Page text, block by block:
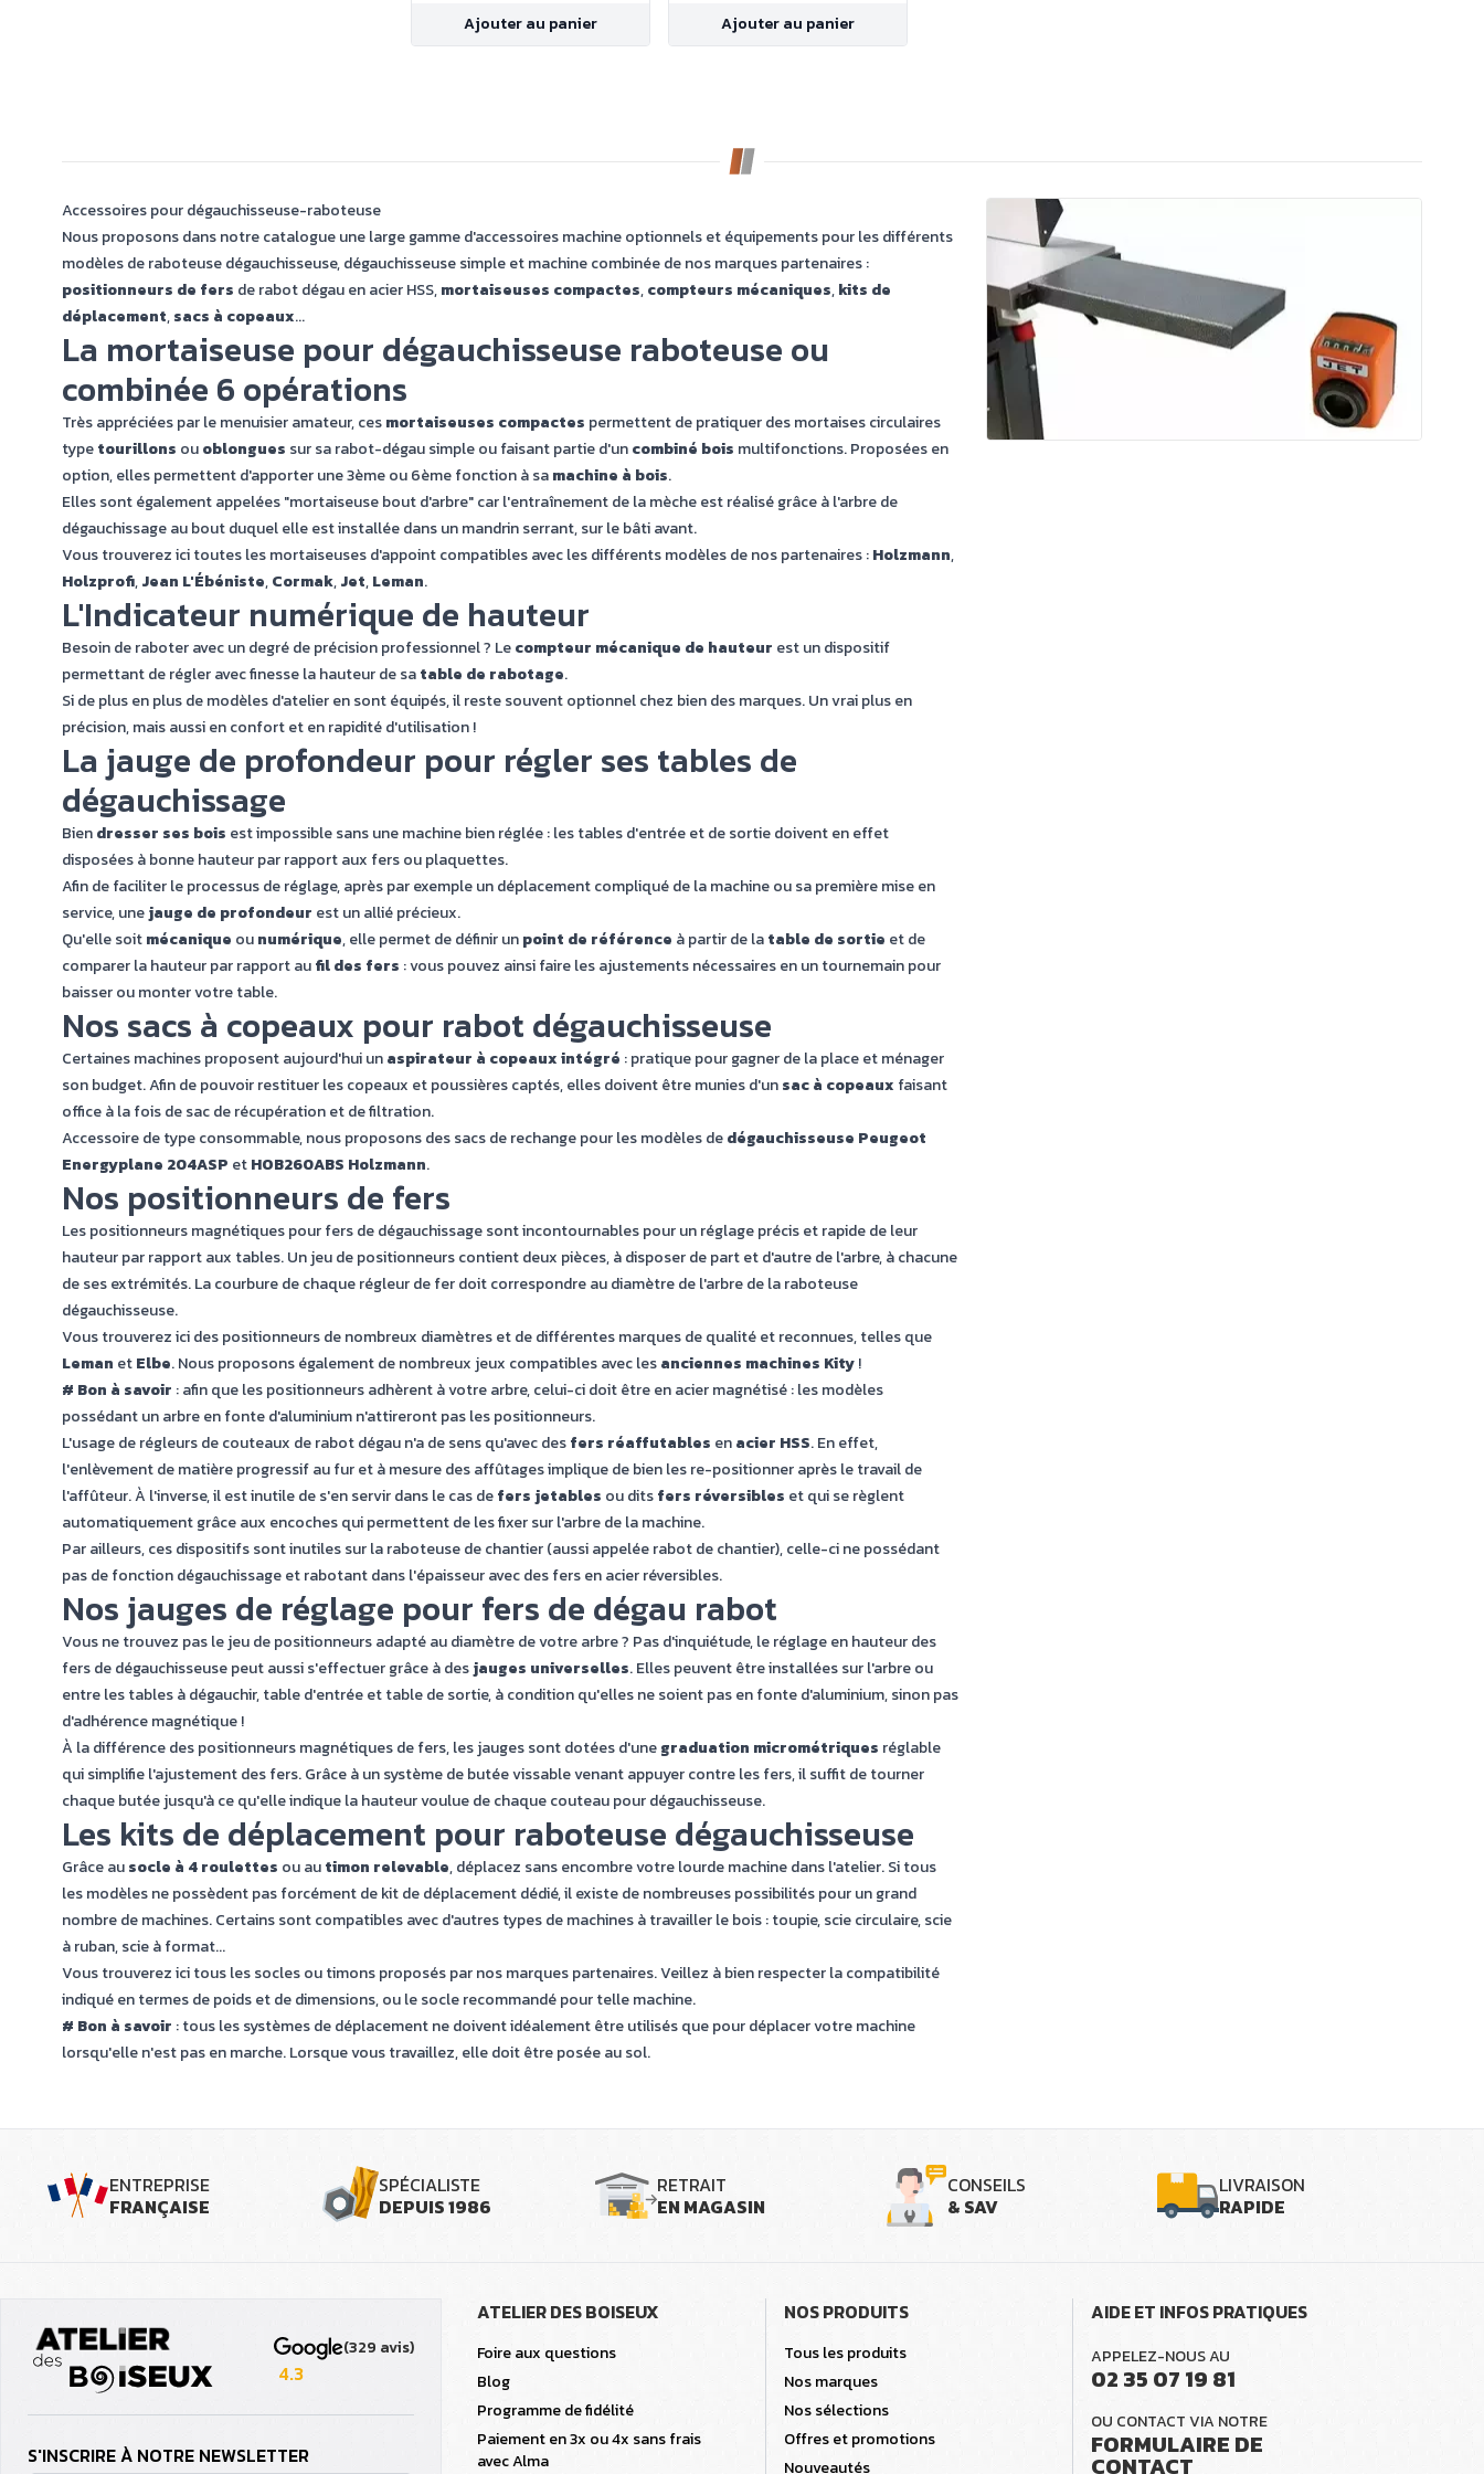
HOB410ECOSMW2
Ajouter au panier Ajouter au panier
Accessoires pour dégauchisseuse-raboteuse
Nous proposons dans notre catalogue une large gamme d'accessoires machine optionnels et équipements pour les différents
modèles deraboteuse dégauchisseuse,dégauchisseuse simpleet machine combinée de nos marques partenaires :
positionneurs de fers de rabot dégau en acier HSS,mortaiseuses compactes,compteurs mécaniques,kits de
déplacement,sacs à copeaux...
La mortaiseuse pour dégauchisseuse raboteuse ou
combinée 6 opérations
Très appréciées par le menuisier amateur, cesmortaiseuses compactes permettent de pratiquer des mortaises circulaires
typetourillons ouoblongues sur sa rabot-dégau simple ou faisant partie d'uncombiné bois multifonctions. Proposées en
option, elles permettent d'apporter une 3ème ou 6ème fonction à samachine à bois.
Elles sont également appelées "mortaiseuse bout d'arbre" car l'entraînement de la mèche est réalisé grâce à l'arbre de
dégauchissage au bout duquel elle est installée dans un mandrin serrant, sur le bâti avant.
Vous trouverez ici toutes les mortaiseuses d'appoint compatibles avec les différents modèles de nos partenaires :Holzmann,
Holzprofi,Jean L'Ébéniste,Cormak,Jet,Leman.
L'Indicateur numérique de hauteur
Besoin de raboter avec un degré de précision professionnel ? Lecompteur mécanique de hauteur est un dispositif
permettant de régler avec finesse la hauteur de satable de rabotage.
Si de plus en plus de modèles d'atelier en sont équipés, il reste souvent optionnel chez bien des marques. Un vrai plus en
précision, mais aussi en confort et en rapidité d'utilisation !
La jauge de profondeur pour régler ses tables de
dégauchissage
Biendresser ses bois est impossible sans une machine bien réglée : les tables d'entrée et de sortie doivent en effet
disposées à bonne hauteur par rapport aux fers ou plaquettes.
Afin de faciliter le processus de réglage, après par exemple un déplacement compliqué de la machine ou sa première mise en
service, unejauge de profondeur est un allié précieux.
Qu'elle soitmécanique ounumérique, elle permet de définir unpoint de référence à partir de latable de sortie et de
comparer la hauteur par rapport aufil des fers : vous pouvez ainsi faire les ajustements nécessaires en un tournemain pour
baisser ou monter votre table.
Nos sacs à copeaux pour rabot dégauchisseuse
Certaines machines proposent aujourd'hui unaspirateur à copeaux intégré : pratique pour gagner de la place et ménager
son budget. Afin de pouvoir restituer les copeaux et poussières captés, elles doivent être munies d'unsac à copeaux faisant
office à la fois de sac de récupération et de filtration.
Accessoire de type consommable, nous proposons des sacs de rechange pour les modèles dedégauchisseuse Peugeot
Energyplane 204ASP etHOB260ABS Holzmann.
Nos positionneurs de fers
Les positionneurs magnétiques pour fers de dégauchissage sont incontournables pour un réglage précis et rapide de leur
hauteur par rapport aux tables. Un jeu de positionneurs contient deux pièces, à disposer de part et d'autre de l'arbre, à chacune
de ses extrémités. La courbure de chaque régleur de fer doit correspondre au diamètre de l'arbre de la raboteuse
dégauchisseuse.
Vous trouverez ici des positionneurs de nombreux diamètres et de différentes marques de qualité et reconnues, telles que
Leman etElbe. Nous proposons également de nombreux jeux compatibles avec lesanciennes machines Kity!
# Bon à savoir : afin que les positionneurs adhèrent à votre arbre, celui-ci doit être en acier magnétisé : les modèles
possédant un arbre en fonte d'aluminium n'attireront pas les positionneurs.
L'usage de régleurs de couteaux de rabot dégau n'a de sens qu'avec desfers réaffutables enacier HSS. En effet,
l'enlèvement de matière progressif au fur et à mesure des affûtages implique de bien les re-positionner après le travail de
l'affûteur. À l'inverse, il est inutile de s'en servir dans le cas defers jetables ou ditsfers réversibles et qui se règlent
automatiquement grâce aux encoches qui permettent de les fixer sur l'arbre de la machine.
Par ailleurs, ces dispositifs sont inutiles sur laraboteuse de chantier(aussi appelée rabot de chantier), celle-ci ne possédant
pas de fonction dégauchissage et rabotant dans l'épaisseur avec des fers en acier réversibles.
Nos jauges de réglage pour fers de dégau rabot
Vous ne trouvez pas le jeu de positionneurs adapté au diamètre de votre arbre ? Pas d'inquiétude, le réglage en hauteur des
fers de dégauchisseuse peut aussi s'effectuer grâce à desjauges universelles. Elles peuvent être installées sur l'arbre ou
entre les tables à dégauchir, table d'entrée et table de sortie, à condition qu'elles ne soient pas en fonte d'aluminium, sinon pas
d'adhérence magnétique !
À la différence des positionneurs magnétiques de fers, les jauges sont dotées d'unegraduation micrométriques réglable
qui simplifie l'ajustement des fers. Grâce à un système de butée vissable venant appuyer contre les fers, il suffit de tourner
chaque butée jusqu'à ce qu'elle indique la hauteur voulue de chaque couteau pour dégauchisseuse.
Les kits de déplacement pour raboteuse dégauchisseuse
Grâce ausocle à 4 roulettes ou autimon relevable, déplacez sans encombre votre lourde machine dans l'atelier. Si tous
les modèles ne possèdent pas forcément de kit de déplacement dédié, il existe de nombreuses possibilités pour un grand
nombre de machines. Certains sont compatibles avec d'autres types de machines à travailler le bois : toupie, scie circulaire, scie
à ruban, scie à format...
Vous trouverez ici tous les socles ou timons proposés par nos marques partenaires. Veillez à bien respecter la compatibilité
indiqué en termes de poids et de dimensions, ou le socle recommandé pour telle machine.
# Bon à savoir : tous les systèmes de déplacement ne doivent idéalement être utilisés que pour déplacer votre machine
lorsqu'elle n'est pas en marche. Lorsque vous travaillez, elle doit être posée au sol.
ENTREPRISE
FRANÇAISE
SPÉCIALISTE
DEPUIS 1986
RETRAIT
EN MAGASIN
CONSEILS
& SAV
LIVRAISON
RAPIDE
(329 avis)
4.3
S'INSCRIRE À NOTRE NEWSLETTER
ATELIER DES BOISEUX
Foire aux questions
Blog
Programme de fidélité
Paiement en 3x ou 4x sans frais
avec Alma
NOS PRODUITS
Tous les produits
Nos marques
Nos sélections
Offres et promotions
Nouveautés
AIDE ET INFOS PRATIQUES
APPELEZ-NOUS AU
02 35 07 19 81
OU CONTACT VIA NOTRE
FORMULAIRE DE
CONTACT